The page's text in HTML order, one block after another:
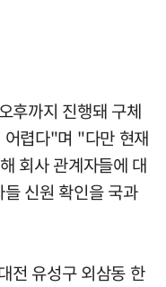
후까지 진행돼 구체
어렵다"며 "다만 현재
회사 관계자들에 대
신원 확인을 국과
전 유성구 외삼동 한